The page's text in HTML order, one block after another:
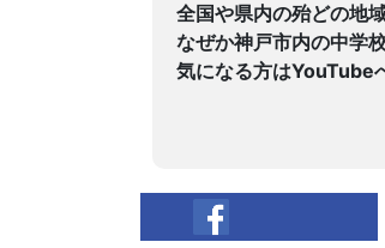
全国や県内の殆どの地
なぜか神戸市内の中学
気になる方はYouTube